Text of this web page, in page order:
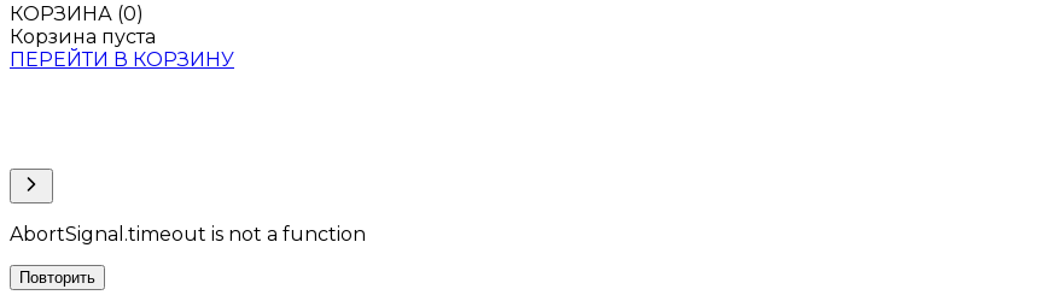
КОРЗИНА (0)
Корзина пуста
ПЕРЕЙТИ В КОРЗИНУ
AbortSignal.timeout is not a function
Повторить